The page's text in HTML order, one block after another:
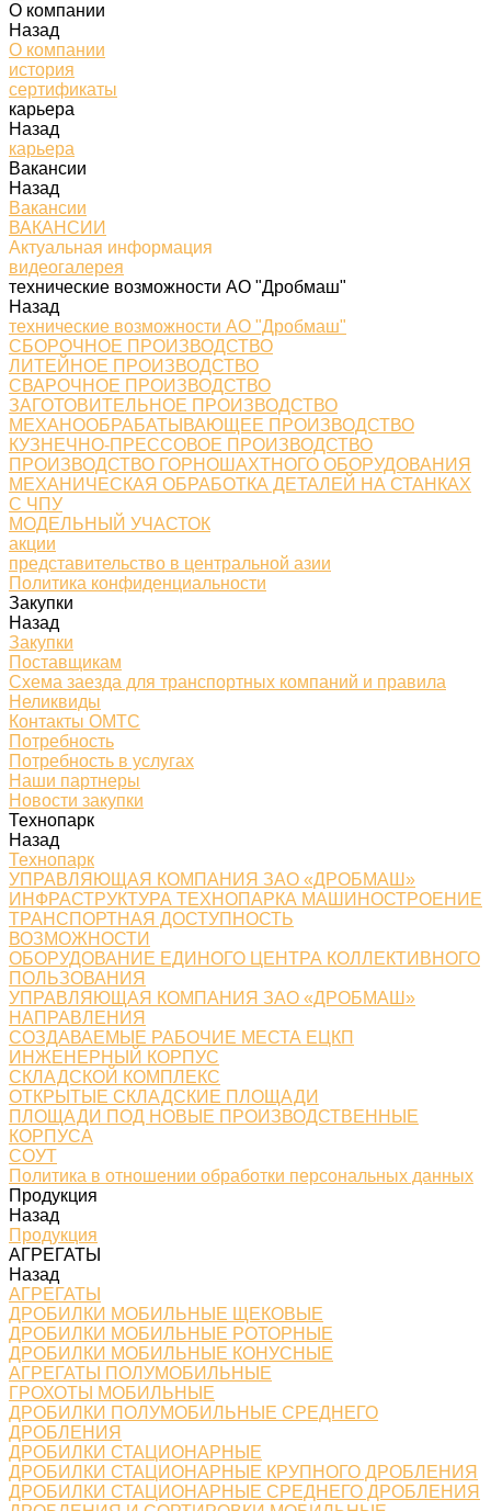
О компании
Назад
О компании
история
сертификаты
карьера
Назад
карьера
Вакансии
Назад
Вакансии
ВАКАНСИИ
Актуальная информация
видеогалерея
технические возможности АО "Дробмаш"
Назад
технические возможности АО "Дробмаш"
СБОРОЧНОЕ ПРОИЗВОДСТВО
ЛИТЕЙНОЕ ПРОИЗВОДСТВО
СВАРОЧНОЕ ПРОИЗВОДСТВО
ЗАГОТОВИТЕЛЬНОЕ ПРОИЗВОДСТВО
МЕХАНООБРАБАТЫВАЮЩЕЕ ПРОИЗВОДСТВО
КУЗНЕЧНО-ПРЕССОВОЕ ПРОИЗВОДСТВО
ПРОИЗВОДСТВО ГОРНОШАХТНОГО ОБОРУДОВАНИЯ
МЕХАНИЧЕСКАЯ ОБРАБОТКА ДЕТАЛЕЙ НА СТАНКАХ
С ЧПУ
МОДЕЛЬНЫЙ УЧАСТОК
акции
представительство в центральной азии
Политика конфиденциальности
Закупки
Назад
Закупки
Поставщикам
Схема заезда для транспортных компаний и правила
Неликвиды
Контакты ОМТС
Потребность
Потребность в услугах
Наши партнеры
Новости закупки
Технопарк
Назад
Технопарк
УПРАВЛЯЮЩАЯ КОМПАНИЯ ЗАО «ДРОБМАШ»
ИНФРАСТРУКТУРА ТЕХНОПАРКА МАШИНОСТРОЕНИЕ
ТРАНСПОРТНАЯ ДОСТУПНОСТЬ
ВОЗМОЖНОСТИ
ОБОРУДОВАНИЕ ЕДИНОГО ЦЕНТРА КОЛЛЕКТИВНОГО
ПОЛЬЗОВАНИЯ
УПРАВЛЯЮЩАЯ КОМПАНИЯ ЗАО «ДРОБМАШ»
НАПРАВЛЕНИЯ
СОЗДАВАЕМЫЕ РАБОЧИЕ МЕСТА ЕЦКП
ИНЖЕНЕРНЫЙ КОРПУС
СКЛАДСКОЙ КОМПЛЕКС
ОТКРЫТЫЕ СКЛАДСКИЕ ПЛОЩАДИ
ПЛОЩАДИ ПОД НОВЫЕ ПРОИЗВОДСТВЕННЫЕ
КОРПУСА
СОУТ
Политика в отношении обработки персональных данных
Продукция
Назад
Продукция
АГРЕГАТЫ
Назад
АГРЕГАТЫ
ДРОБИЛКИ МОБИЛЬНЫЕ ЩЕКОВЫЕ
ДРОБИЛКИ МОБИЛЬНЫЕ РОТОРНЫЕ
ДРОБИЛКИ МОБИЛЬНЫЕ КОНУСНЫЕ
АГРЕГАТЫ ПОЛУМОБИЛЬНЫЕ
ГРОХОТЫ МОБИЛЬНЫЕ
ДРОБИЛКИ ПОЛУМОБИЛЬНЫЕ СРЕДНЕГО
ДРОБЛЕНИЯ
ДРОБИЛКИ СТАЦИОНАРНЫЕ
ДРОБИЛКИ СТАЦИОНАРНЫЕ КРУПНОГО ДРОБЛЕНИЯ
ДРОБИЛКИ СТАЦИОНАРНЫЕ СРЕДНЕГО ДРОБЛЕНИЯ